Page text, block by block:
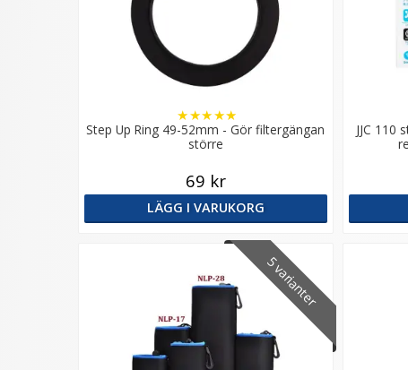
Step Up Ring 49-52mm - Gör filtergängan
större
★★★★★
69 kr
LÄGG I VARUKORG
JJC 110
5 varianter